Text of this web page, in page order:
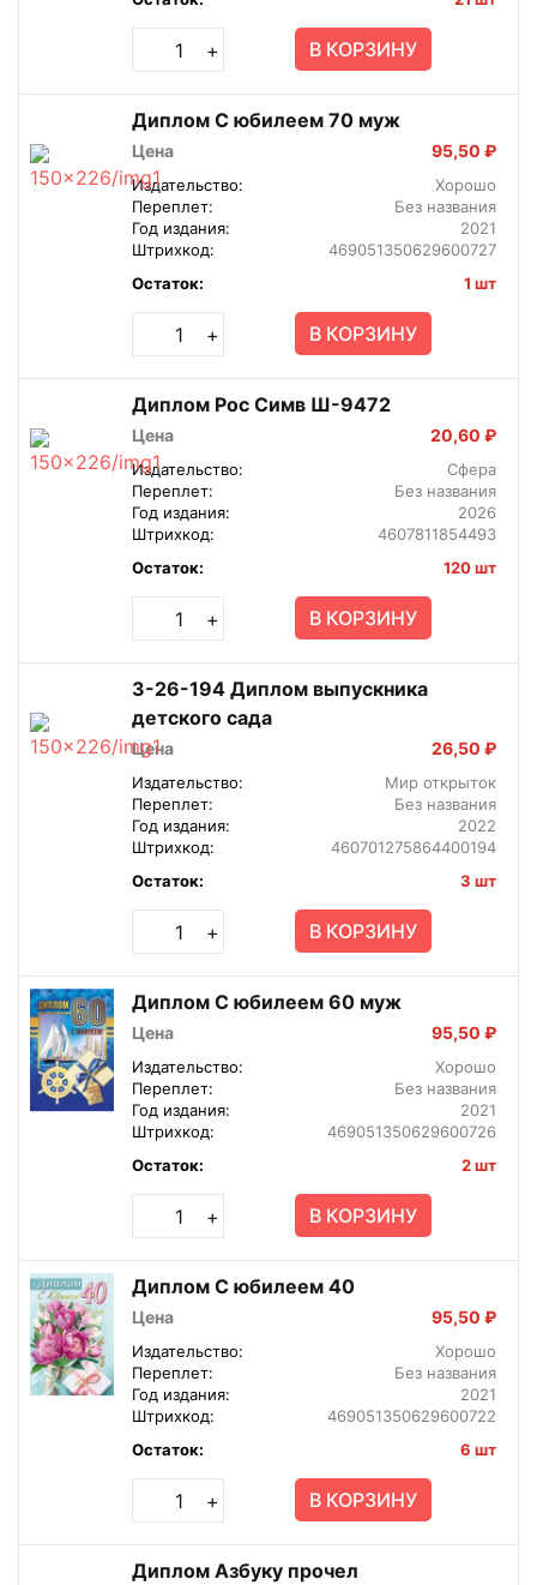
+ В КОРЗИНУ
Диплом С юбилеем 70 муж
Цена 95,50 ₽
Издательство:
Хорошо
Переплет:
Без названия
Год издания:
2021
Штрихкод:
469051350629600727
Остаток:
1 шт
+ В КОРЗИНУ
Диплом Рос Симв Ш-9472
Цена 20,60 ₽
Издательство:
Сфера
Переплет:
Без названия
Год издания:
2026
Штрихкод:
4607811854493
Остаток:
120 шт
+ В КОРЗИНУ
3-26-194 Диплом выпускника
детского сада
Цена 26,50 ₽
Издательство:
Мир открыток
Переплет:
Без названия
Год издания:
2022
Штрихкод:
460701275864400194
Остаток:
3 шт
+ В КОРЗИНУ
Диплом С юбилеем 60 муж
Цена 95,50 ₽
Издательство:
Хорошо
Переплет:
Без названия
Год издания:
2021
Штрихкод:
469051350629600726
Остаток:
2 шт
+ В КОРЗИНУ
Диплом С юбилеем 40
Цена 95,50 ₽
Издательство:
Хорошо
Переплет:
Без названия
Год издания:
2021
Штрихкод:
469051350629600722
Остаток:
6 шт
+ В КОРЗИНУ
Диплом Азбуку прочел